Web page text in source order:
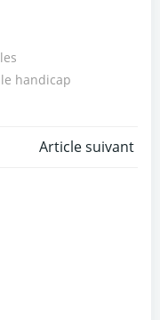
handicap
Article suivant